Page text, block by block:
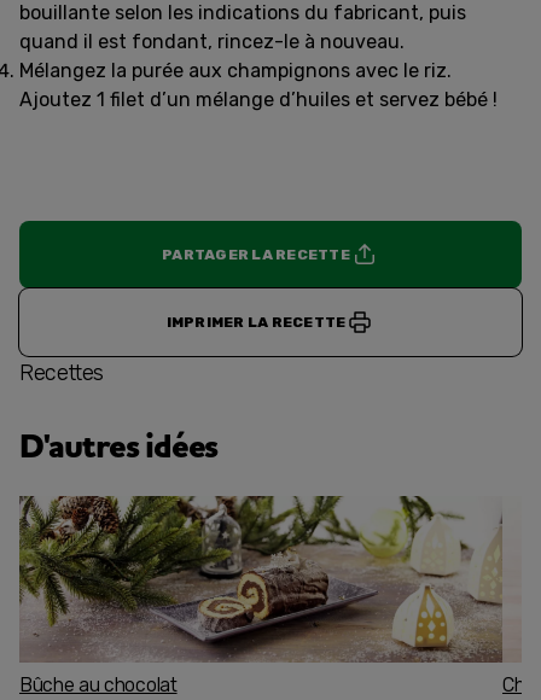
bouillante selon les indications du fabricant, puis
quand il est fondant, rincez-le à nouveau.
Mélangez la purée aux champignons avec le riz.
Ajoutez 1 filet d’un mélange d’huiles et servez bébé !
PARTAGER LA RECETTE
IMPRIMER LA RECETTE
Recettes
D'autres idées
Bûche au chocolat